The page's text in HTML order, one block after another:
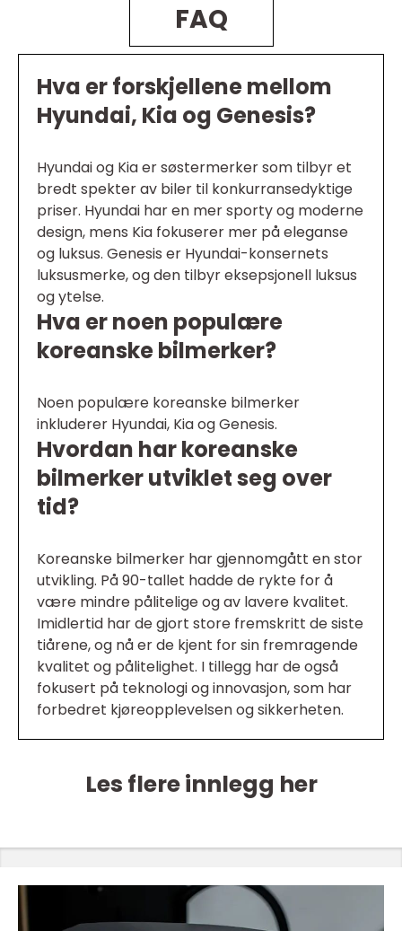
FAQ
Hva er forskjellene mellom
Hyundai, Kia og Genesis?
Hyundai og Kia er søstermerker som tilbyr et
bredt spekter av biler til konkurransedyktige
priser. Hyundai har en mer sporty og moderne
design, mens Kia fokuserer mer på eleganse
og luksus. Genesis er Hyundai-konsernets
luksusmerke, og den tilbyr eksepsjonell luksus
og ytelse.
Hva er noen populære
koreanske bilmerker?
Noen populære koreanske bilmerker
inkluderer Hyundai, Kia og Genesis.
Hvordan har koreanske
bilmerker utviklet seg over
tid?
Koreanske bilmerker har gjennomgått en stor
utvikling. På 90-tallet hadde de rykte for å
være mindre pålitelige og av lavere kvalitet.
Imidlertid har de gjort store fremskritt de siste
tiårene, og nå er de kjent for sin fremragende
kvalitet og pålitelighet. I tillegg har de også
fokusert på teknologi og innovasjon, som har
forbedret kjøreopplevelsen og sikkerheten.
Les flere innlegg her